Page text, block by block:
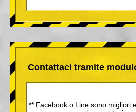
Contattaci tramite
** Facebook o Line sono migliori